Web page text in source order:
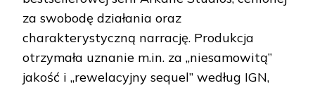
za swobodę działania oraz
charakterystyczną narrację. Produkcja
otrzymała uznanie m.in. za „niesamowitą”
jakość i „rewelacyjny sequel” według IGN,